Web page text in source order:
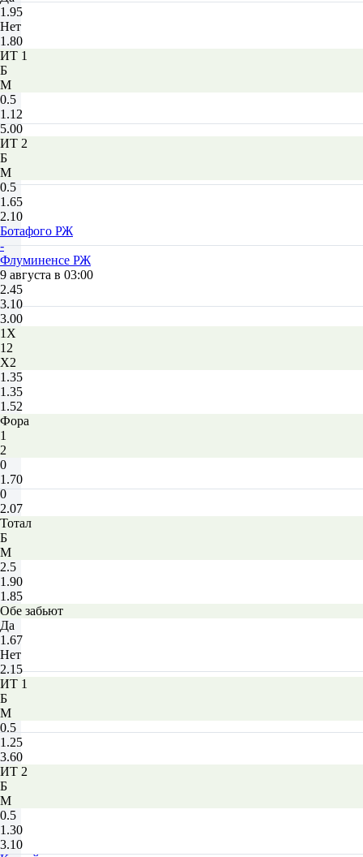
1.95
Нет
1.80
ИТ 1
Б
М
0.5
1.12
5.00
ИТ 2
Б
М
0.5
1.65
2.10
Ботафого РЖ
-
Флуминенсе РЖ
9 августа в 03:00
2.45
3.10
3.00
1X
12
X2
1.35
1.35
1.52
Фора
1
2
0
1.70
0
2.07
Тотал
Б
М
2.5
1.90
1.85
Обе забьют
Да
1.67
Нет
2.15
ИТ 1
Б
М
0.5
1.25
3.60
ИТ 2
Б
М
0.5
1.30
3.10